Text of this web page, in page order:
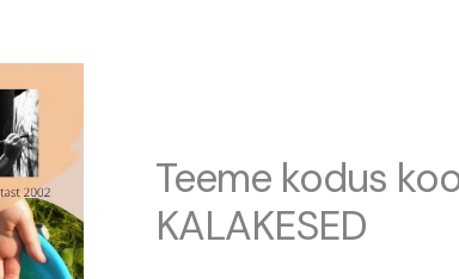
Teeme kodus
KALAKESED